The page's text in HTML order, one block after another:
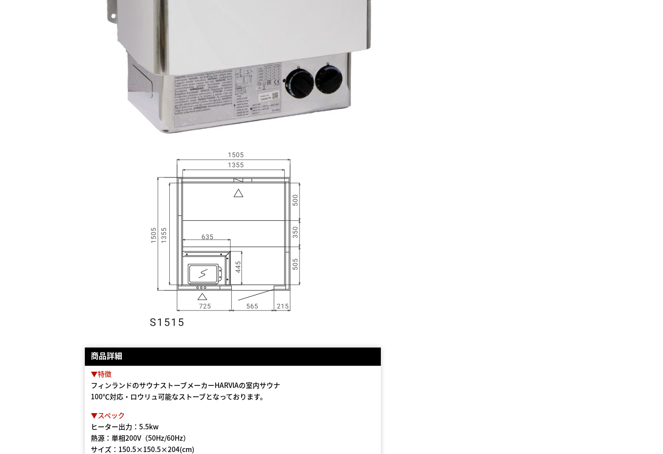
商品詳細
▼特徴
フィンランドのサウナストーブメーカーHARVIAの室内サウナ
100℃対応・ロウリュ可能なストーブとなっております。
▼スペック
ヒーター出力：5.5kw
熱源：単相200V（50Hz/60Hz）
サイズ：150.5×150.5×204(cm)